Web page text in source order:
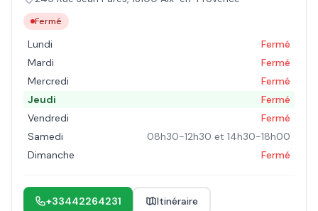
Fermé
Lundi
Fermé
Mardi
Fermé
Mercredi
Fermé
Jeudi
Fermé
Vendredi
Fermé
Samedi
08h30-12h30 et 14h30-18h00
Dimanche
Fermé
+33442264231 Itinéraire